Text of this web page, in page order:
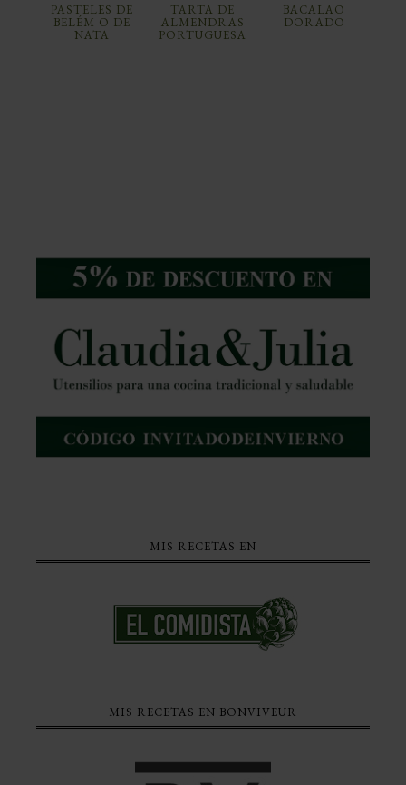
PASTELES DE
BELÉM O DE
NATA
TARTA DE
ALMENDRAS
PORTUGUESA
BACALAO
DORADO
MIS RECETAS EN
MIS RECETAS EN BONVIVEUR